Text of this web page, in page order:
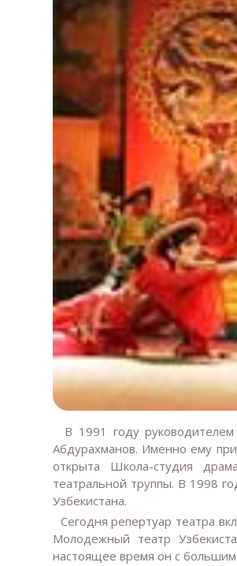
В 1991 году руководителем
Абдурахманов. Именно ему
открыта Школа-студия
театральной труппы. В 1998
Узбекистана.
Сегодня репертуар театра
Молодежный театр
настоящее время он с большим